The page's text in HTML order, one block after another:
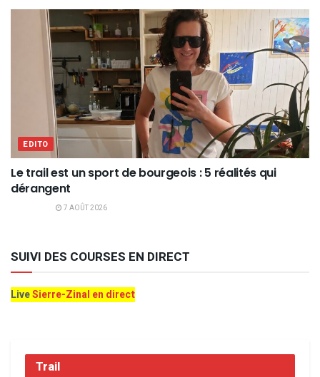
EDITO
Le trail est un sport de bourgeois : 5 réalités qui
dérangent
7 AOÛT 2026
SUIVI DES COURSES EN DIRECT
LiveSierre-Zinal en direct
Trail